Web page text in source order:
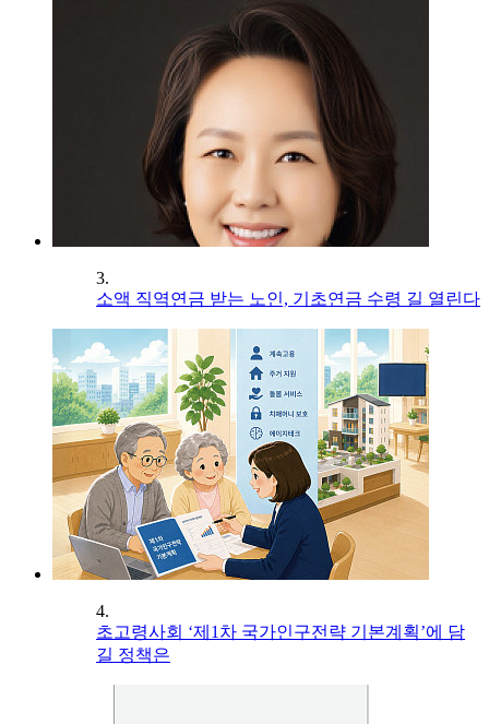
3.
소액 직역연금 받는 노인, 기초연금 수령 길 열린다
4.
초고령사회 ‘제1차 국가인구전략 기본계획’에 담
길 정책은